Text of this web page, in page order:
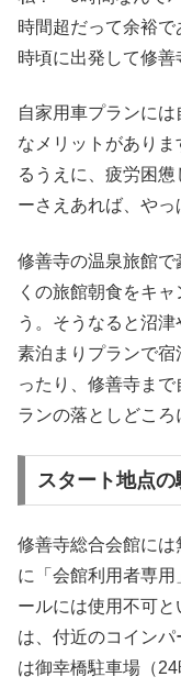
時間超だって余裕
時頃に出発して修善
自家用車プランに
なメリットがあり
るうえに、疲労困
ーさえあれば、やっ
修善寺の温泉旅館
くの旅館朝食をキ
う。そうなると沼
素泊まりプランで
ったり、修善寺ま
ランの落としどころ
スタート地点の
修善寺総合会館に
に「会館利用者専
ールには使用不可
は、付近のコイン
は御幸橋駐車場（